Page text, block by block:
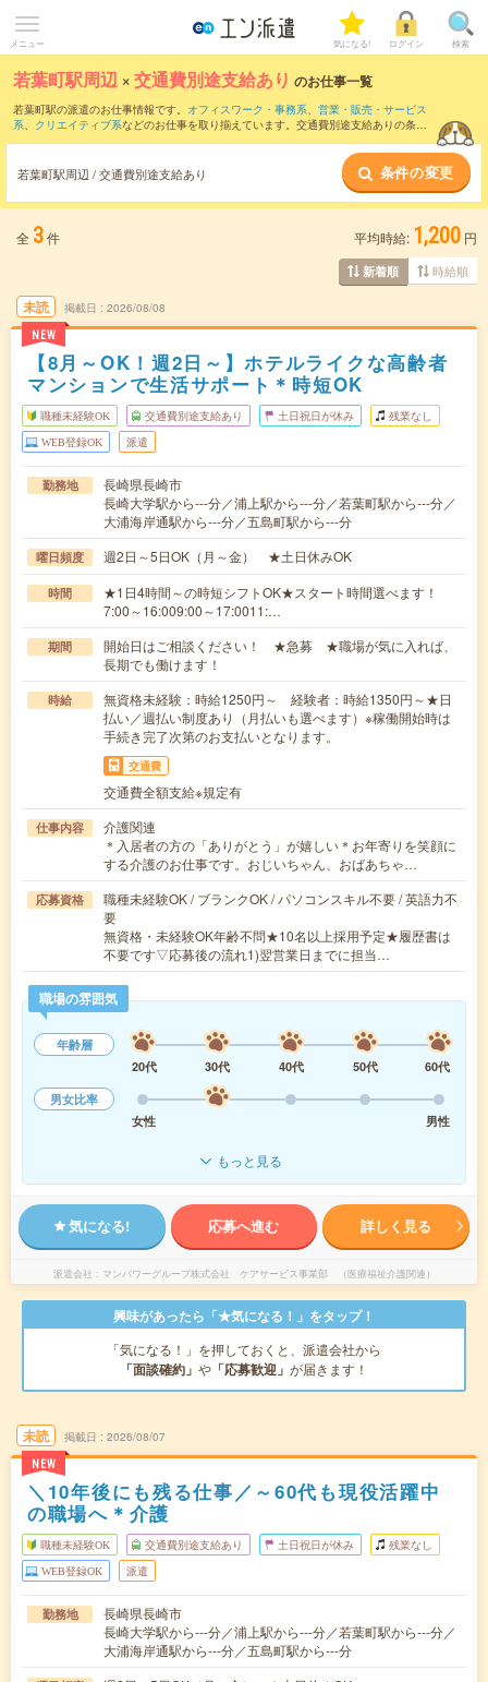
メニュー 気になる! ログイン 検索
若葉町駅周辺 ×交通費別途支給あり のお仕事一覧
若葉町駅の派遣のお仕事情報です。 オフィスワーク・事務系、 営業・販売・サービス
系、 クリエイティブ系などのお仕事を取り揃えています。交通費別途支給ありの条件
若葉町駅周辺 / 交通費別途支給あり 条件の変更
全 3件 平均時給: 1,200 円
新着順 時給順
未読
NEW
掲載日 2026/08/08
【8月～OK！週2日～】ホテルライクな高齢者
マンションで生活サポート＊時短OK
職種未経験OK 交通費別途支給あり 土日祝日が休み 残業なし
WEB登録OK 派遣
勤務地
長崎県長崎市
長崎大学駅から---分／浦上駅から---分／若葉町駅から---分／
大浦海岸通駅から---分／五島町駅から---分
曜日頻度 週2日～5日OK（月～金） ★土日休みOK
時間
★1日4時間～の時短シフトOK★スタート時間選べます！
7:00～16:009:00～17:0011:…
期間
開始日はご相談ください！ ★急募 ★職場が気に入れば、
長期でも働けます！
時給
無資格未経験：時給1250円～ 経験者：時給1350円～★日
払い／週払い制度あり（月払いも選べます）※稼働開始時は
手続き完了次第のお支払いとなります。
交通費
交通費全額支給※規定有
仕事内容
介護関連
＊入居者の方の「ありがとう」が嬉しい＊お年寄りを笑顔に
する介護のお仕事です。おじいちゃん、おばあちゃ…
応募資格
職種未経験OK / ブランクOK / パソコンスキル不要 / 英語力不
要
無資格・未経験OK年齢不問★10名以上採用予定★履歴書は
不要です▽応募後の流れ1)翌営業日までに担当…
職場の雰囲気
年齢層
20代
30代 40代 50代
60代
男女比率
女性
男性
もっと見る
気になる! 応募へ進む 詳しく見る
派遣会社 マンパワーグループ株式会社 ケアサービス事業部 （医療福祉介護関連）
興味があったら「★気になる！」をタップ！
「気になる！」を押しておくと、派遣会社から
「面談確約」 や 「応募歓迎」 が届きます！
未読
NEW
掲載日 2026/08/07
＼10年後にも残る仕事／～60代も現役活躍中
の職場へ＊介護
職種未経験OK 交通費別途支給あり 土日祝日が休み 残業なし
WEB登録OK 派遣
勤務地
長崎県長崎市
長崎大学駅から---分／浦上駅から---分／若葉町駅から---分／
大浦海岸通駅から---分／五島町駅から---分